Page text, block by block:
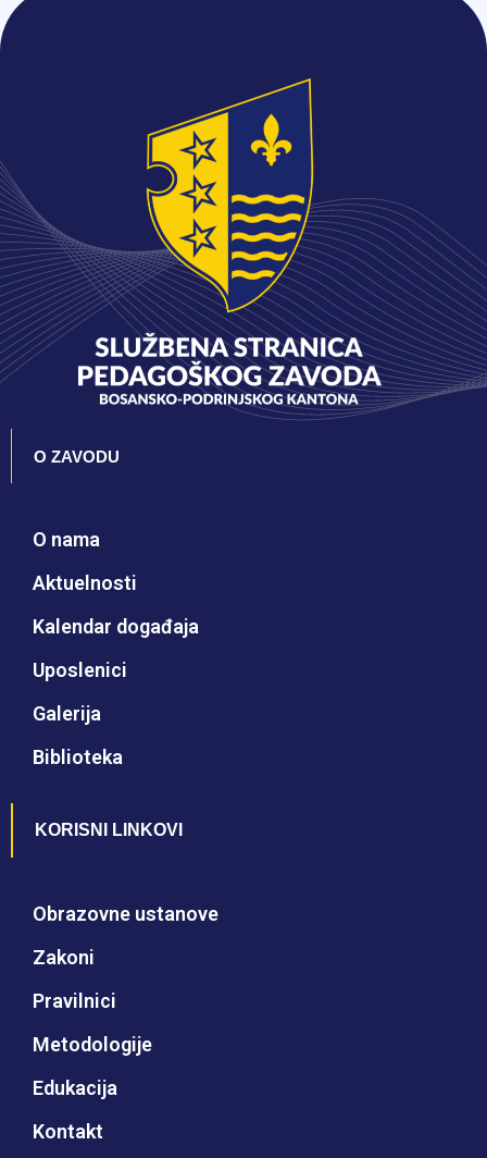
O ZAVODU
O nama
Aktuelnosti
Kalendar događaja
Uposlenici
Galerija
Biblioteka
KORISNI LINKOVI
Obrazovne ustanove
Zakoni
Pravilnici
Metodologije
Edukacija
Kontakt